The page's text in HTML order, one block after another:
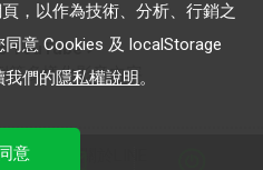
YouTube
等多樣化影音內容
條款
，以作為技術、分析、行銷之
意 Cookies 及 localStorage
我們的隱私權說明。
意